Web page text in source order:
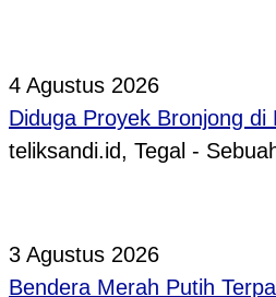
4 Agustus 2026
Diduga Proyek Bronjong
teliksandi.id, Tegal -
3 Agustus 2026
Bendera Merah Putih